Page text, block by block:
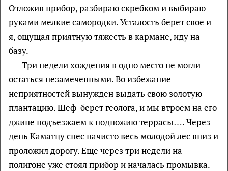
Отложив прибор, разбираю скребком и выбираю
руками мелкие самородки. Усталость берет свое и
я, ощущая приятную тяжесть в кармане, иду на
базу.
Три недели хождения в одно место не могли
остаться незамеченными. Во избежание
неприятностей вынужден выдать свою золотую
плантацию. Шеф берет геолога, и мы втроем на его
джипе подъезжаем к подножию террасы…. Через
день Каматцу снес начисто весь молодой лес вниз и
проложил дорогу. Еще через три недели на
полигоне уже стоял прибор и началась промывка.